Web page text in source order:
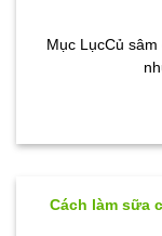
Mục LụcCủ
Cách làm sữa